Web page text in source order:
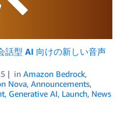
話型 AI 向けの新しい音声
in Amazon Bedrock,
Nova, Announcements,
, Generative AI, Launch, News